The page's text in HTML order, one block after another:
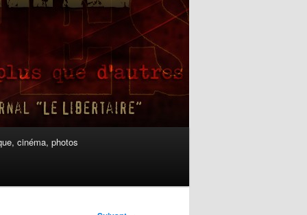
cinéma, photos